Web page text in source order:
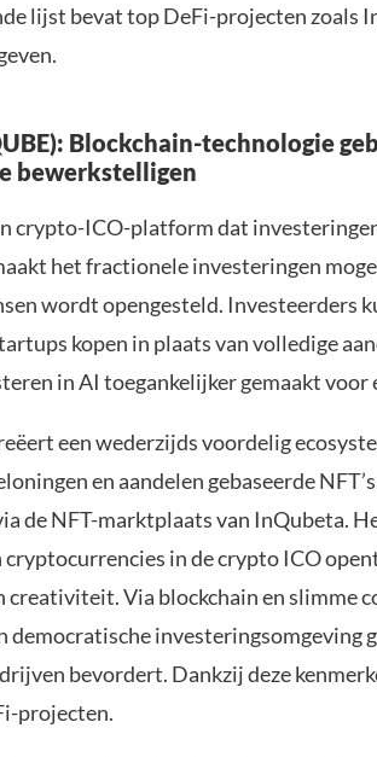
lijst bevat top DeFi-projecten zoals
Blockchain-technologie
bewerkstelligen
crypto-ICO-platform dat
het fractionele investeringen
wordt opengesteld. Investeerders
kopen in plaats van volledige
in AI toegankelijker gemaakt voor
een wederzijds voordelig
en aandelen gebaseerde
de NFT-marktplaats van InQubeta.
cryptocurrencies in de crypto ICO
creativiteit. Via blockchain en slimme
democratische investeringsomgeving
bevordert. Dankzij deze
projecten.